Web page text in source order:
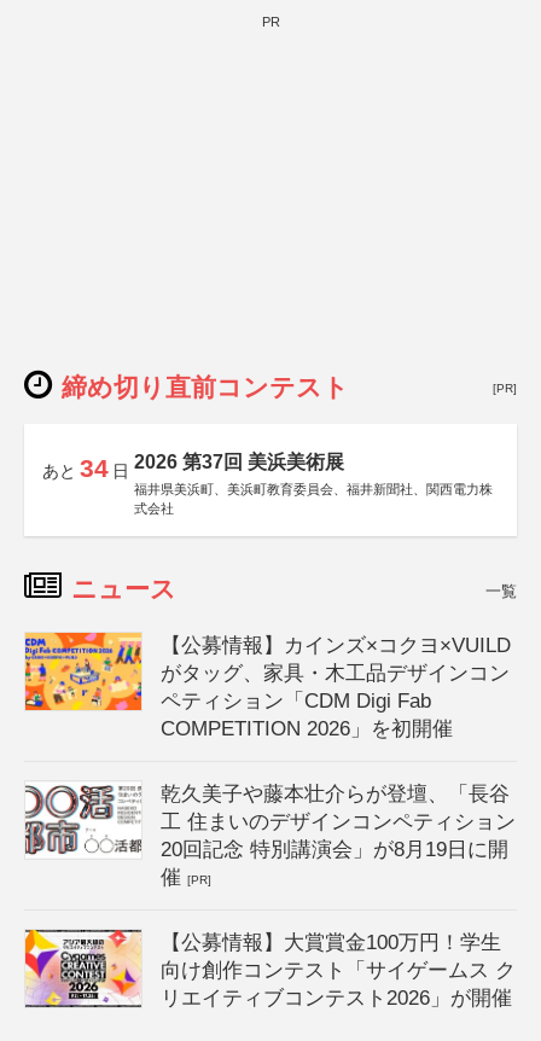
PR
締め切り直前コンテスト [PR]
あと 34 日 2026 第37回 美浜美術展
福井県美浜町、美浜町教育委員会、福井新聞社、関西電力株
式会社
ニュース 一覧
【公募情報】カインズ×コクヨ×VUILD
がタッグ、家具・木工品デザインコン
ペティション「CDM Digi Fab
COMPETITION 2026」を初開催
乾久美子や藤本壮介らが登壇、「長谷
工 住まいのデザインコンペティション
20回記念 特別講演会」が8月19日に開
催[PR]
【公募情報】大賞賞金100万円！学生
向け創作コンテスト「サイゲームス ク
リエイティブコンテスト2026」が開催